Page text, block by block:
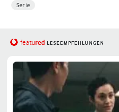
Serie
featured LESEEMPFEHLUNGEN